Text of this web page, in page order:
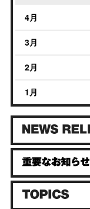
4月
3月
2月
1月